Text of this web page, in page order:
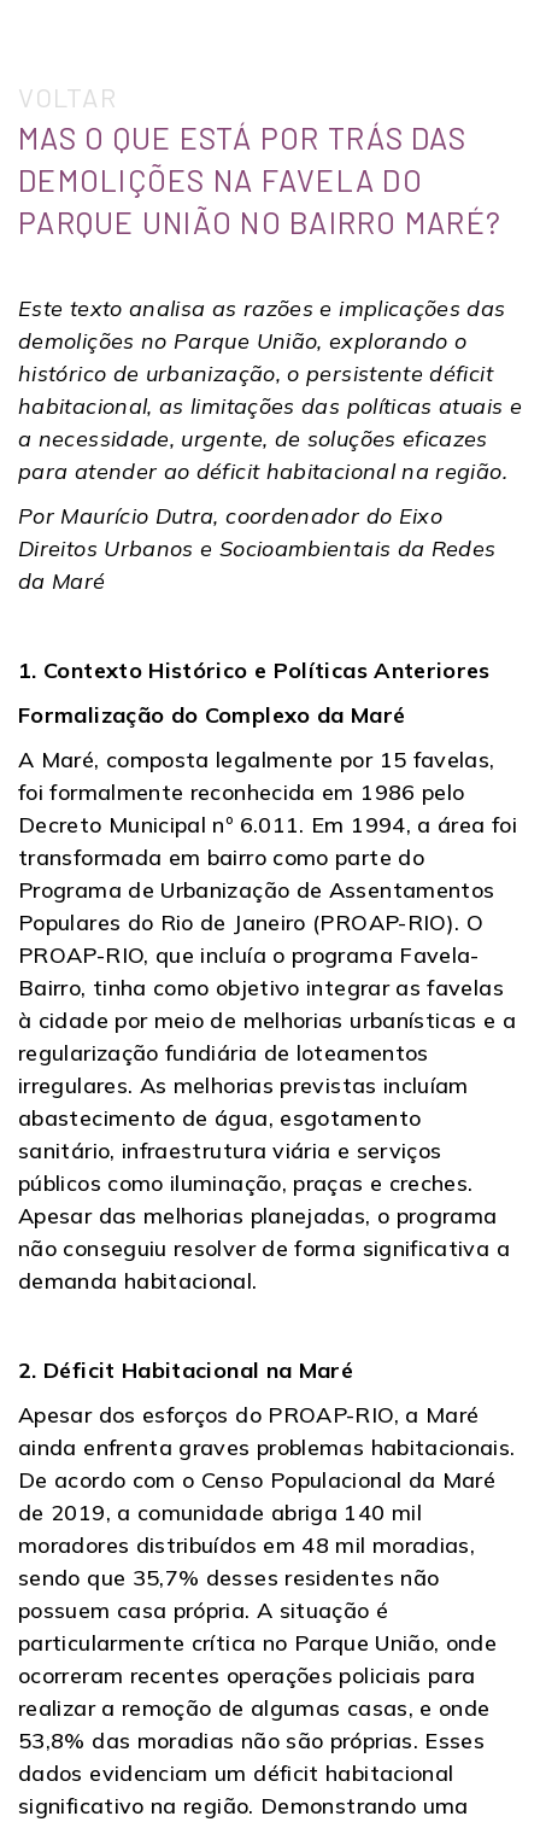
VOLTAR
MAS O QUE ESTÁ POR TRÁS DAS
DEMOLIÇÕES NA FAVELA DO
PARQUE UNIÃO NO BAIRRO MARÉ?
Este texto analisa as razões e implicações das
demolições no Parque União, explorando o
histórico de urbanização, o persistente déficit
habitacional, as limitações das políticas atuais e
a necessidade, urgente, de soluções eficazes
para atender ao déficit habitacional na região.
Por Maurício Dutra, coordenador do Eixo
Direitos Urbanos e Socioambientais da Redes
da Maré
1. Contexto Histórico e Políticas Anteriores
Formalização do Complexo da Maré
A Maré, composta legalmente por 15 favelas,
foi formalmente reconhecida em 1986 pelo
Decreto Municipal nº 6.011. Em 1994, a área foi
transformada em bairro como parte do
Programa de Urbanização de Assentamentos
Populares do Rio de Janeiro (PROAP-RIO). O
PROAP-RIO, que incluía o programa Favela-
Bairro, tinha como objetivo integrar as favelas
à cidade por meio de melhorias urbanísticas e a
regularização fundiária de loteamentos
irregulares. As melhorias previstas incluíam
abastecimento de água, esgotamento
sanitário, infraestrutura viária e serviços
públicos como iluminação, praças e creches.
Apesar das melhorias planejadas, o programa
não conseguiu resolver de forma significativa a
demanda habitacional.
2. Déficit Habitacional na Maré
Apesar dos esforços do PROAP-RIO, a Maré
ainda enfrenta graves problemas habitacionais.
De acordo com o Censo Populacional da Maré
de 2019, a comunidade abriga 140 mil
moradores distribuídos em 48 mil moradias,
sendo que 35,7% desses residentes não
possuem casa própria. A situação é
particularmente crítica no Parque União, onde
ocorreram recentes operações policiais para
realizar a remoção de algumas casas, e onde
53,8% das moradias não são próprias. Esses
dados evidenciam um déficit habitacional
significativo na região. Demonstrando uma